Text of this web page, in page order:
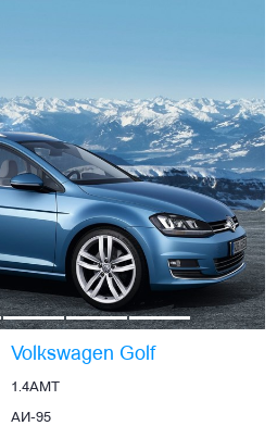
Volkswagen Golf
1.4AMT
АИ-95